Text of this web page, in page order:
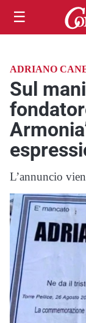
☰
ADRIANO
Sul
L’annuncio